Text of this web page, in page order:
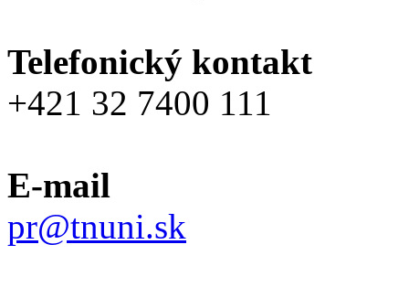
Telefonický kontakt
+421 32 7400 111
E-mail
pr@tnuni.sk